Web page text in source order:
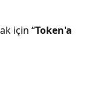
için “Token'a